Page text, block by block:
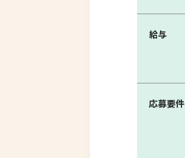
給与
応募要件